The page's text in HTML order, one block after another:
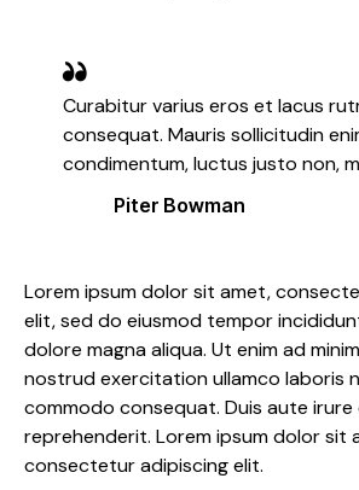
Curabitur varius eros et lacus
consequat. Mauris sollicitudin
condimentum, luctus justo non,
Piter Bowman
Lorem ipsum dolor sit amet,
elit, sed do eiusmod tempor
dolore magna aliqua. Ut enim ad
nostrud exercitation ullamco laboris
commodo consequat. Duis aute irure
reprehenderit. Lorem ipsum dolor sit
consectetur adipiscing elit.